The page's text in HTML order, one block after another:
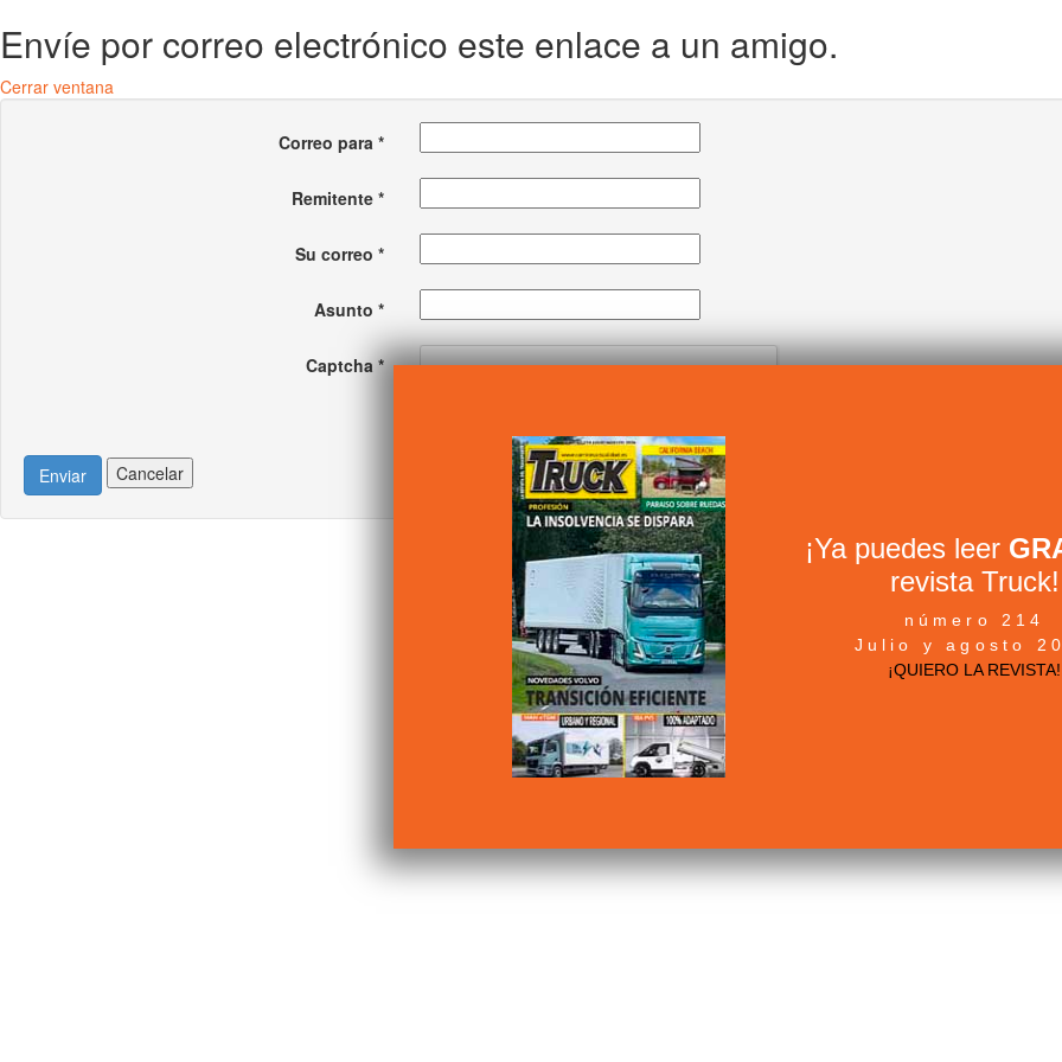
Envíe por correo electrónico este enlace a un amigo.
Cerrar ventana
Correo para*
Remitente*
Su correo *
Asunto *
Captcha*
Enviar Cancelar
¡Ya puedes leer
revista Truck!
número 214
Julio y agosto
¡QUIERO LA REVISTA!